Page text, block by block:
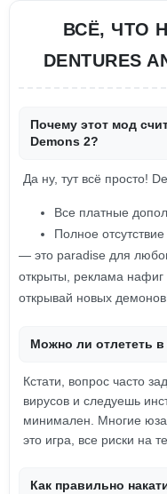
ВСЁ, ЧТО
DENTURES
Почему этот мод
Demons 2?
Да ну, тут всё просто!
Все платные
Полное
— это paradise для
открыты, реклама
открывай новых
Можно ли отлететь
Кстати, вопрос часто
вирусов и следуешь
минимален. Многие
это игра, все риски на
Как правильно